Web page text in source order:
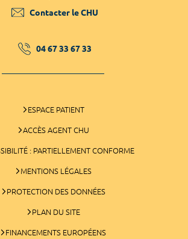
Contacter le CHU
04 67 33 67 33
ESPACE PATIENT
ACCÈS AGENT CHU
: PARTIELLEMENT CONFORME
MENTIONS LÉGALES
PROTECTION DES DONNÉES
PLAN DU SITE
FINANCEMENTS EUROPÉENS